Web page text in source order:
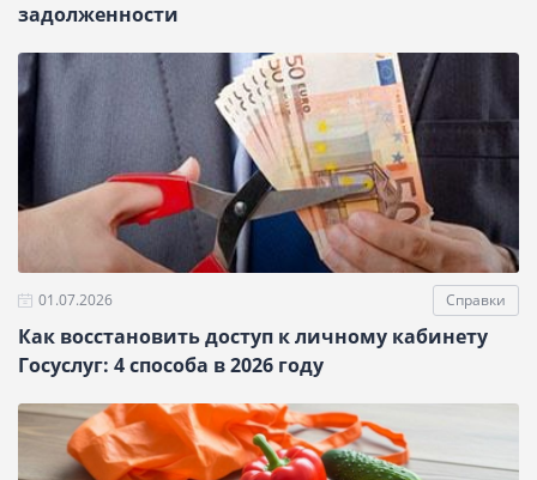
задолженности
01.07.2026 Справки
Как восстановить доступ к личному кабинету
Госуслуг: 4 способа в 2026 году